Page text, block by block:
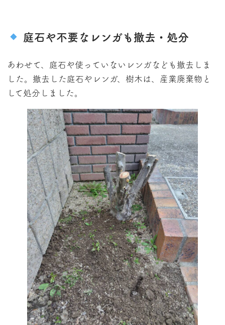
庭石や不要なレンガも撤去・処分
あわせて、庭石や使っていないレンガなども撤去しま
した。撤去した庭石やレンガ、樹木は、産業廃棄物と
して処分しました。